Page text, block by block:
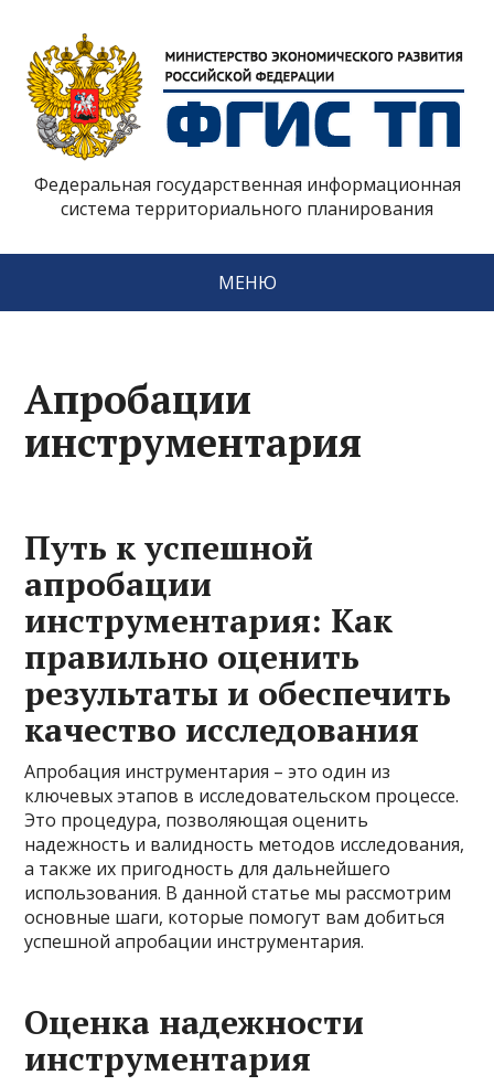
Федеральная государственная информационная
система территориального планирования
МЕНЮ
Апробации
инструментария
Путь к успешной
апробации
инструментария: Как
правильно оценить
результаты и обеспечить
качество исследования
Апробация инструментария – это один из
ключевых этапов в исследовательском процессе.
Это процедура, позволяющая оценить
надежность и валидность методов исследования,
а также их пригодность для дальнейшего
использования. В данной статье мы рассмотрим
основные шаги, которые помогут вам добиться
успешной апробации инструментария.
Оценка надежности
инструментария